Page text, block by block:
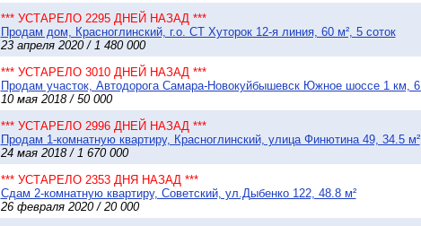
*** УСТАРЕЛО 2295 ДНЕЙ НАЗАД ***
Продам дом, Красноглинский, г.о. СТ Хуторок 12-я линия, 60 м², 5 соток
23 апреля 2020 / 1 480 000
*** УСТАРЕЛО 3010 ДНЕЙ НАЗАД ***
Продам участок, Автодорога Самара-Новокуйбышевск Южное шоссе 1 км, 6
10 мая 2018 / 50 000
*** УСТАРЕЛО 2996 ДНЕЙ НАЗАД ***
Продам 1-комнатную квартиру, Красноглинский, улица Финютина 49, 34.5 м²
24 мая 2018 / 1 670 000
*** УСТАРЕЛО 2353 ДНЯ НАЗАД ***
Сдам 2-комнатную квартиру, Советский, ул.Дыбенко 122, 48.8 м²
26 февраля 2020 / 20 000